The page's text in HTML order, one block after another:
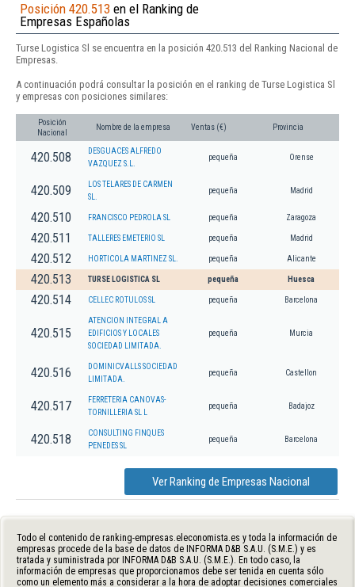
Posición 420.513 en el Ranking de
Empresas Españolas
Turse Logistica Sl se encuentra en la posición 420.513 del Ranking Nacional de
Empresas.
A continuación podrá consultar la posición en el ranking de Turse Logistica Sl
y empresas con posiciones similares:
Posición
Nacional
Nombre de la empresa Ventas (€) Provincia
420.508
DESGUACES ALFREDO
VAZQUEZ S.L.
pequeña Orense
420.509
LOS TELARES DE CARMEN
SL.
pequeña Madrid
420.510 FRANCISCO PEDROLA SL pequeña Zaragoza
420.511 TALLERES EMETERIO SL pequeña Madrid
420.512 HORTICOLA MARTINEZ SL. pequeña Alicante
420.513 TURSE LOGISTICA SL pequeña Huesca
420.514 CELLEC ROTULOS SL pequeña Barcelona
420.515
ATENCION INTEGRAL A
EDIFICIOS Y LOCALES
SOCIEDAD LIMITADA.
pequeña Murcia
420.516
DOMINICVALLS SOCIEDAD
LIMITADA.
pequeña Castellon
420.517
FERRETERIA CANOVAS-
TORNILLERIA SL L
pequeña Badajoz
420.518
CONSULTING FINQUES
PENEDES SL
pequeña Barcelona
Ver Ranking de Empresas Nacional
Todo el contenido de ranking-empresas.eleconomista.es y toda la información de
empresas procede de la base de datos de INFORMA D&B S.A.U. (S.M.E.) y es
tratada y suministrada por INFORMA D&B S.A.U. (S.M.E.). En todo caso, la
información de empresas que proporcionamos debe ser tenida en cuenta sólo
como un elemento más a considerar a la hora de adoptar decisiones comerciales